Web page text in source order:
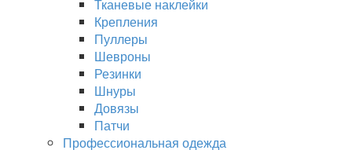
Тканевые наклейки
Крепления
Пуллеры
Шевроны
Резинки
Шнуры
Довязы
Патчи
Профессиональная одежда